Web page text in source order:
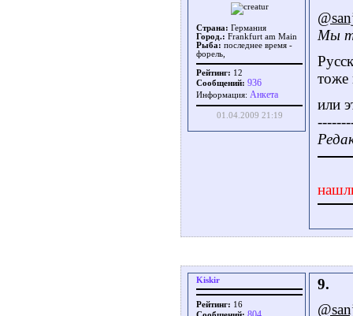
Страна: Германия
Город.: Frankfurt am Main
Рыба: последнее время -
форель,
Рейтинг: 12
Сообщений: 936
Информация: Aнкета
01.04.2009 21:19
Мы
тоже
или
Kiskir
Рейтинг: 16
9.